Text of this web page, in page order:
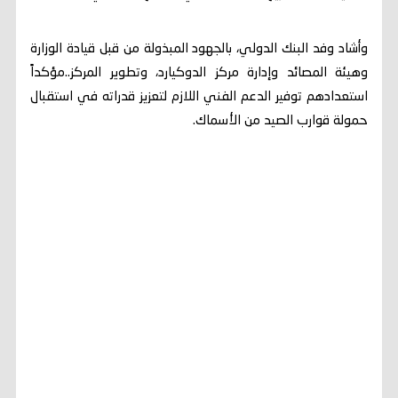
وأشاد وفد البنك الدولي، بالجهود المبذولة من قبل قيادة الوزارة
وهيئة المصائد وإدارة مركز الدوكيارد، وتطوير المركز..مؤكداً
استعدادهم توفير الدعم الفني اللازم لتعزيز قدراته في استقبال
حمولة قوارب الصيد من الأسماك.